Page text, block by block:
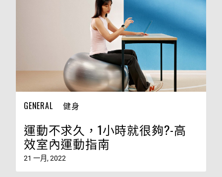
GENERAL 健身
運動不求久，1小時就很夠?-高
效室內運動指南
21 一月, 2022